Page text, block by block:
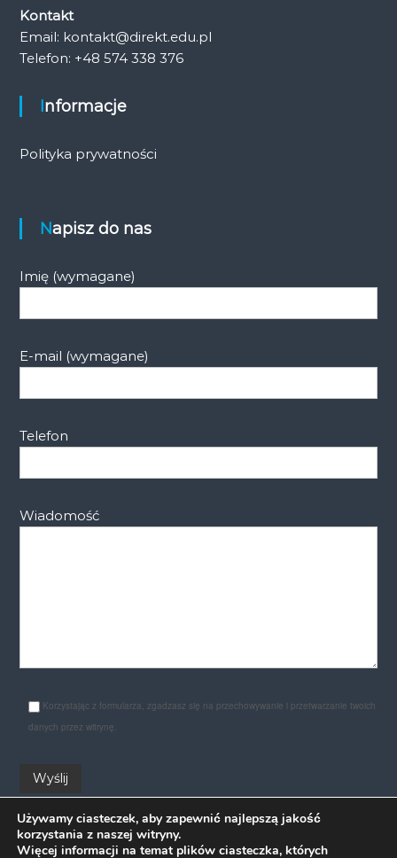
Kontakt
Email: kontakt@direkt.edu.pl
Telefon: +48 574 338 376
Informacje
Polityka prywatności
Napisz do nas
Imię (wymagane)
E-mail (wymagane)
Telefon
Wiadomość
Korzystając z formularza, zgadzasz się na przechowywanie i przetwarzanie twoich
danych przez witrynę.
Używamy ciasteczek, aby zapewnić najlepszą jakość
korzystania z naszej witryny.
Więcej informacji na temat plików ciasteczka, których